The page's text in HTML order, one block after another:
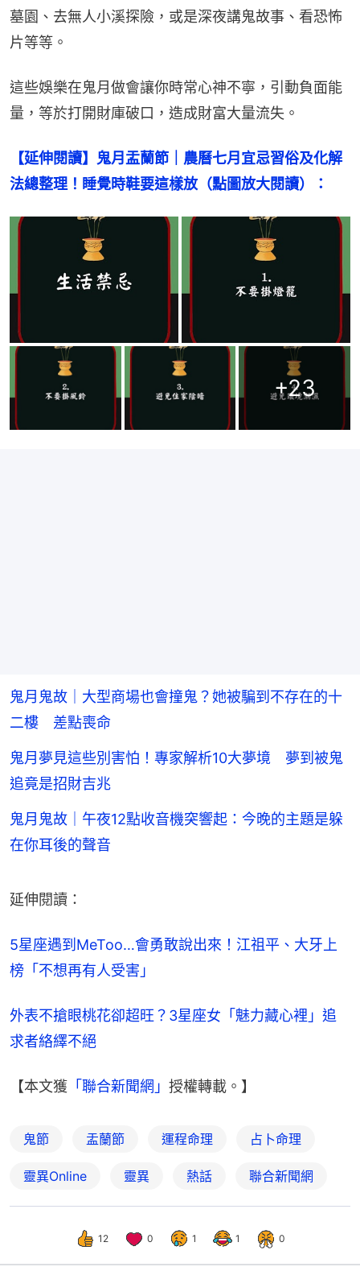
墓園、去無人小溪探險，或是深夜講鬼故事、看恐怖
片等等。
這些娛樂在鬼月做會讓你時常心神不寧，引動負面能
量，等於打開財庫破口，造成財富大量流失。
【延伸閱讀】鬼月盂蘭節｜農曆七月宜忌習俗及化解
法總整理！睡覺時鞋要這樣放（點圖放大閱讀）：
+23
鬼月鬼故｜大型商場也會撞鬼？她被騙到不存在的十
二樓 差點喪命
鬼月夢見這些別害怕！專家解析10大夢境 夢到被鬼
追竟是招財吉兆
鬼月鬼故｜午夜12點收音機突響起：今晚的主題是躲
在你耳後的聲音
延伸閱讀：
5星座遇到MeToo…會勇敢說出來！江祖平、大牙上
榜「不想再有人受害」
外表不搶眼桃花卻超旺？3星座女「魅力藏心裡」追
求者絡繹不絕
【本文獲 「聯合新聞網」 授權轉載。】
鬼節 盂蘭節 運程命理 占卜命理
靈異Online 靈異 熱話 聯合新聞網
12 0 1 1 0